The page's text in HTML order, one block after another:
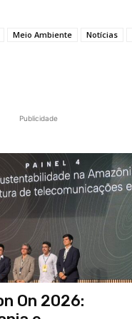
Meio Ambiente Notícias
Publicidade
On 2026: